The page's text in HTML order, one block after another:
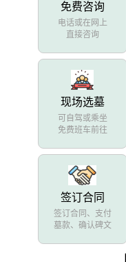
免费咨询
电话或在网上
直接咨询
现场选墓
可自驾或乘坐
免费班车前往
签订合同
签订合同、支付
墓款、确认碑文